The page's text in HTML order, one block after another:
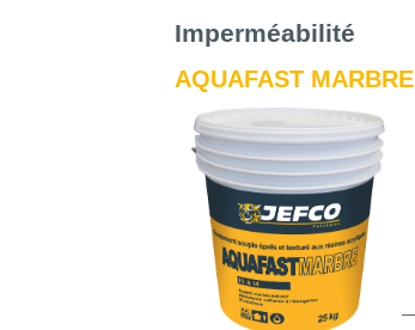
Imperméabilité
AQUAFAST MARBRE